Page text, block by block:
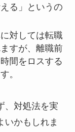
る」というの
対しては転職
すが、離職前
間をロスする
。
、対処法を実
いかもしれま